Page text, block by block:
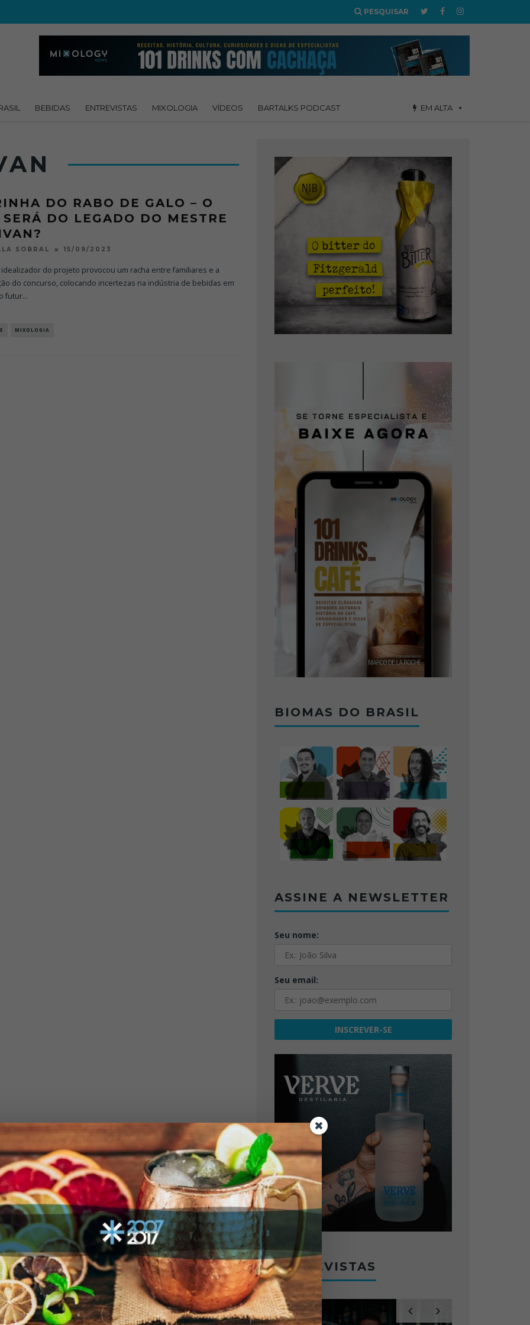
PESQUISAR
BEBIDAS ENTREVISTAS MIXOLOGIA VÍDEOS BARTALKS PODCAST EM ALTA
DO RABO DE GALO – O
DO LEGADO DO MESTRE
SOBRAL 15/09/2023
do projeto provocou um racha entre familiares e a
do concurso, colocando incertezas na indústria de bebidas em
futur...
MIXOLOGIA
BIOMAS DO BRASIL
ASSINE A NEWSLETTER
Seu nome:
Seu email:
ENTREVISTAS